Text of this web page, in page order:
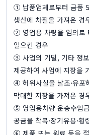
① 납품업체로부터 금품
생산에 차질을 가져온 경
② 영업용 차량을 임의로
일으킨 경우
③ 사업의 기밀, 기타 정
제공하여 사업에 지장을
④ 허위사실을 날조⋅유포
막대한 지장을 가져온 경
⑤ 영업용차량 운송수입
공금을 착복⋅장기유용⋅
⑥ 제품 또는 원료 등을